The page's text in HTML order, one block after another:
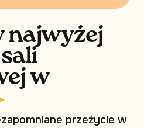
najwyżej
w
przeżycie w